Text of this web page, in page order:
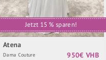
Jetzt 15 % sparen!
Atena
Dama Couture
950€ VHB